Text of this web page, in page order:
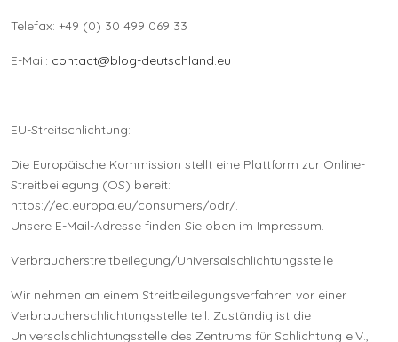
Telefax: +49 (0) 30 499 069 33
E-Mail: contact@blog-deutschland.eu
EU-Streitschlichtung:
Die Europäische Kommission stellt eine Plattform zur Online-
Streitbeilegung (OS) bereit:
https://ec.europa.eu/consumers/odr/.
Unsere E-Mail-Adresse finden Sie oben im Impressum.
Verbraucherstreitbeilegung/Universalschlichtungsstelle
Wir nehmen an einem Streitbeilegungsverfahren vor einer
Verbraucherschlichtungsstelle teil. Zuständig ist die
Universalschlichtungsstelle des Zentrums für Schlichtung e.V.,